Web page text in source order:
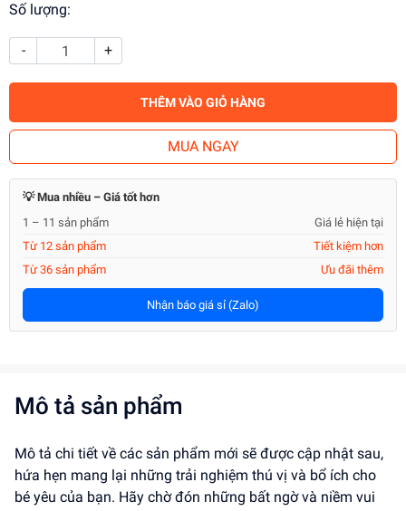
Số lượng:
- +
THÊM VÀO GIỎ HÀNG
MUA NGAY
💡 Mua nhiều – Giá tốt hơn
1 – 11 sản phẩm
Giá lẻ hiện tại
Từ 12 sản phẩm
Tiết kiệm hơn
Từ 36 sản phẩm
Ưu đãi thêm
Nhận báo giá sỉ (Zalo)
Mô tả sản phẩm
Mô tả chi tiết về các sản phẩm mới sẽ được cập nhật sau,
hứa hẹn mang lại những trải nghiệm thú vị và bổ ích cho
bé yêu của bạn. Hãy chờ đón những bất ngờ và niềm vui